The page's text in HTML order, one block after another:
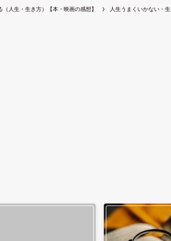
（人生・生き方）【本・映画の感想】 人生うまくいかない・